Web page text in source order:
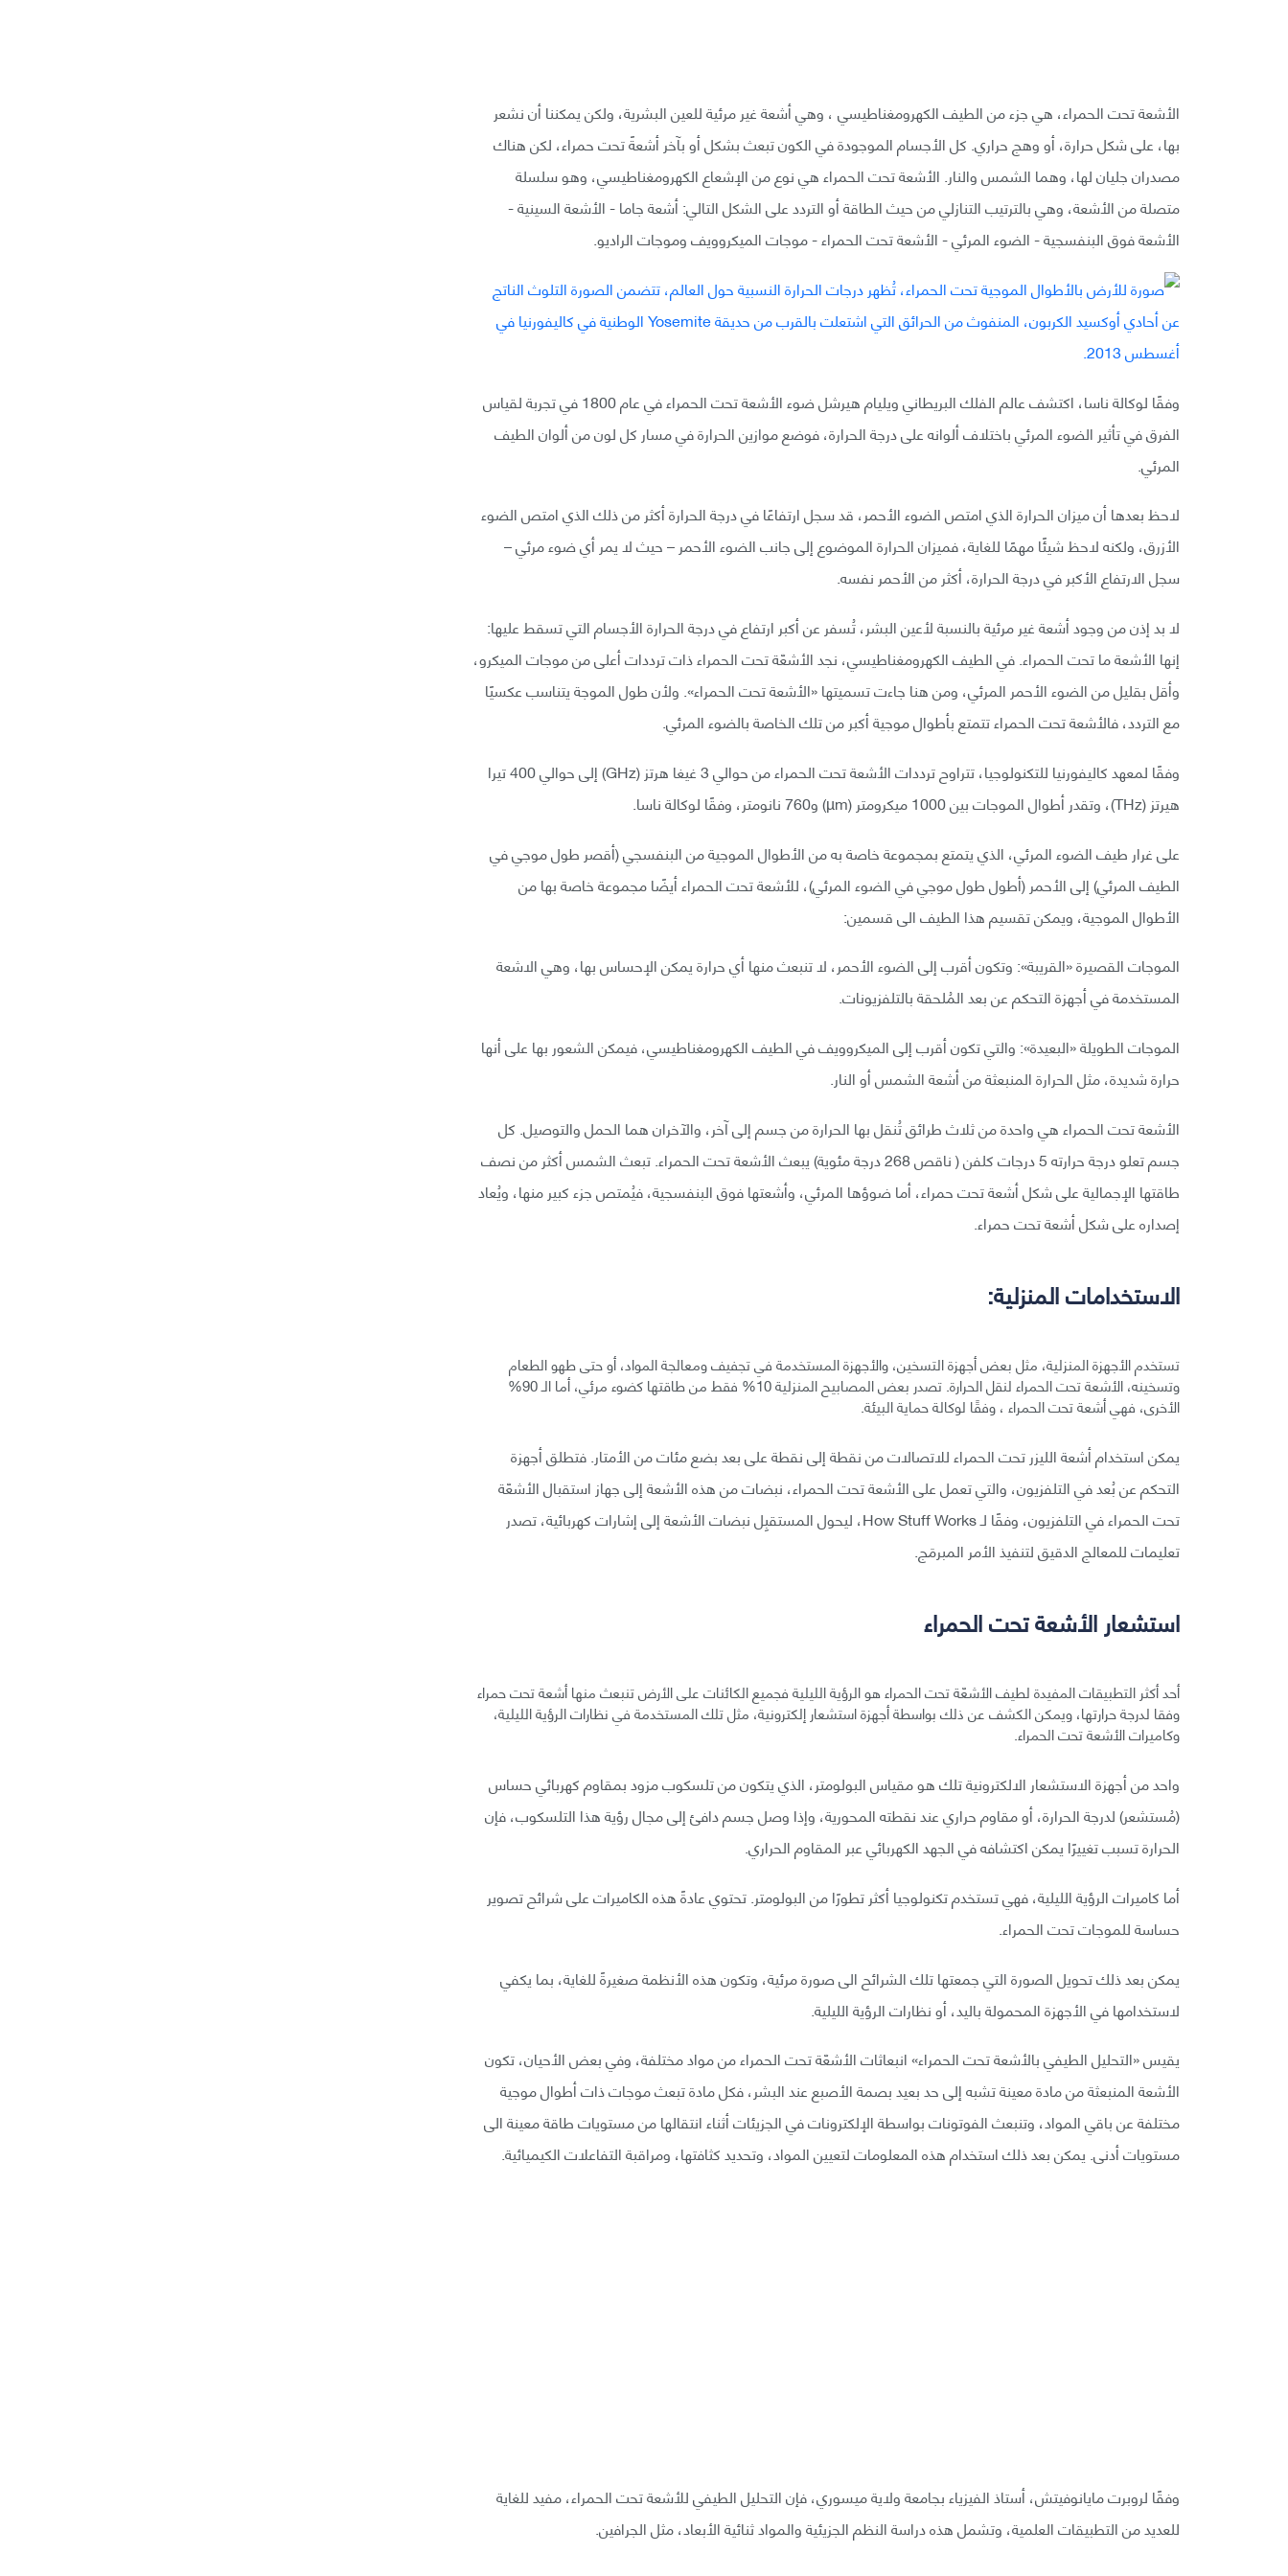
الأشعة تحت الحمراء، هي جزء من الطيف الكهرومغناطيسي ، وهي أشعة غير مرئية للعين البشرية، ولكن يمكننا أن نشعر
بها، على شكل حرارة، أو وهج حراري. كل الأجسام الموجودة في الكون تبعث بشكل أو بآخر أشعةً تحت حمراء، لكن هناك
مصدران جليان لها، وهما الشمس والنار. الأشعة تحت الحمراء هي نوع من الإشعاع الكهرومغناطيسي، وهو سلسلة
متصلة من الأشعة، وهي بالترتيب التنازلي من حيث الطاقة أو التردد على الشكل التالي: أشعة جاما - الأشعة السينية -
الأشعة فوق البنفسجية - الضوء المرئي - الأشعة تحت الحمراء - موجات الميكروويف وموجات الراديو.
وفقًا لوكالة ناسا، اكتشف عالم الفلك البريطاني ويليام هيرشل ضوء الأشعة تحت الحمراء في عام 1800 في تجربة لقياس
الفرق في تأثير الضوء المرئي باختلاف ألوانه على درجة الحرارة، فوضع موازين الحرارة في مسار كل لون من ألوان الطيف
المرئي.
لاحظ بعدها أن ميزان الحرارة الذي امتص الضوء الأحمر، قد سجل ارتفاعًا في درجة الحرارة أكثر من ذلك الذي امتص الضوء
الأزرق، ولكنه لاحظ شيئًا مهمًا للغاية، فميزان الحرارة الموضوع إلى جانب الضوء الأحمر – حيث لا يمر أي ضوء مرئي –
سجل الارتفاع الأكبر في درجة الحرارة، أكثر من الأحمر نفسه.
لا بد إذن من وجود أشعة غير مرئية بالنسبة لأعين البشر، تُسفر عن أكبر ارتفاع في درجة الحرارة الأجسام التي تسقط عليها:
إنها الأشعة ما تحت الحمراء. في الطيف الكهرومغناطيسي، نجد الأشعّة تحت الحمراء ذات ترددات أعلى من موجات الميكرو،
وأقل بقليل من الضوء الأحمر المرئي، ومن هنا جاءت تسميتها «الأشعة تحت الحمراء». ولأن طول الموجة يتناسب عكسيًا
مع التردد، فالأشعة تحت الحمراء تتمتع بأطوال موجية أكبر من تلك الخاصة بالضوء المرئي.
وفقًا لمعهد كاليفورنيا للتكنولوجيا، تتراوح ترددات الأشعة تحت الحمراء من حوالي 3 غيغا هرتز (GHz) إلى حوالي 400 تيرا
هيرتز (THz)، وتقدر أطوال الموجات بين 1000 ميكرومتر (µm) و760 نانومتر، وفقًا لوكالة ناسا.
على غرار طيف الضوء المرئي، الذي يتمتع بمجموعة خاصة به من الأطوال الموجية من البنفسجي (أقصر طول موجي في
الطيف المرئي) إلى الأحمر (أطول طول موجي في الضوء المرئي)، للأشعة تحت الحمراء أيضًا مجموعة خاصة بها من
الأطوال الموجية، ويمكن تقسيم هذا الطيف الى قسمين:
الموجات القصيرة «القريبة»: وتكون أقرب إلى الضوء الأحمر، لا تنبعث منها أي حرارة يمكن الإحساس بها، وهي الاشعة
المستخدمة في أجهزة التحكم عن بعد المُلحقة بالتلفزيونات.
الموجات الطويلة «البعيدة»: والتي تكون أقرب إلى الميكروويف في الطيف الكهرومغناطيسي، فيمكن الشعور بها على أنها
حرارة شديدة، مثل الحرارة المنبعثة من أشعة الشمس أو النار.
الأشعة تحت الحمراء هي واحدة من ثلاث طرائق تُنقل بها الحرارة من جسم إلى آخر، والآخران هما الحمل والتوصيل. كل
جسم تعلو درجة حرارته 5 درجات كلفن ( ناقص 268 درجة مئوية) يبعث الأشعة تحت الحمراء. تبعث الشمس أكثر من نصف
طاقتها الإجمالية على شكل أشعة تحت حمراء، أما ضوؤها المرئي، وأشعتها فوق البنفسجية، فيُمتص جزء كبير منها، ويُعاد
إصداره على شكل أشعة تحت حمراء.
الاستخدامات المنزلية:
تستخدم الأجهزة المنزلية، مثل بعض أجهزة التسخين، والأجهزة المستخدمة في تجفيف ومعالجة المواد، أو حتى طهو الطعام
وتسخينه، الأشعة تحت الحمراء لنقل الحرارة. تصدر بعض المصابيح المنزلية 10% فقط من طاقتها كضوء مرئي، أما الـ 90%
الأخرى، فهي أشعة تحت الحمراء ، وفقًا لوكالة حماية البيئة.
يمكن استخدام أشعة الليزر تحت الحمراء للاتصالات من نقطة إلى نقطة على بعد بضع مئات من الأمتار. فتطلق أجهزة
التحكم عن بُعد في التلفزيون، والتي تعمل على الأشعة تحت الحمراء، نبضات من هذه الأشعة إلى جهاز استقبال الأشعّة
تحت الحمراء في التلفزيون، وفقًا لـ How Stuff Works، ليحول المستقبِل نبضات الأشعة إلى إشارات كهربائية، تصدر
تعليمات للمعالج الدقيق لتنفيذ الأمر المبرمَج.
استشعار الأشعة تحت الحمراء
أحد أكثر التطبيقات المفيدة لطيف الأشعّة تحت الحمراء هو الرؤية الليلية فجميع الكائنات على الأرض تنبعث منها أشعة تحت حمراء
وفقا لدرجة حرارتها، ويمكن الكشف عن ذلك بواسطة أجهزة استشعار إلكترونية، مثل تلك المستخدمة في نظارات الرؤية الليلية،
وكاميرات الأشعة تحت الحمراء.
واحد من أجهزة الاستشعار الالكترونية تلك هو مقياس البولومتر، الذي يتكون من تلسكوب مزود بمقاوم كهربائي حساس
(مُستشعر) لدرجة الحرارة، أو مقاوم حراري عند نقطته المحورية، وإذا وصل جسم دافئ إلى مجال رؤية هذا التلسكوب، فإن
الحرارة تسبب تغييرًا يمكن اكتشافه في الجهد الكهربائي عبر المقاوم الحراري.
أما كاميرات الرؤية الليلية، فهي تستخدم تكنولوجيا أكثر تطورًا من البولومتر. تحتوي عادةً هذه الكاميرات على شرائح تصوير
حساسة للموجات تحت الحمراء.
يمكن بعد ذلك تحويل الصورة التي جمعتها تلك الشرائح الى صورة مرئية، وتكون هذه الأنظمة صغيرةً للغاية، بما يكفي
لاستخدامها في الأجهزة المحمولة باليد، أو نظارات الرؤية الليلية.
يقيس «التحليل الطيفي بالأشعة تحت الحمراء» انبعاثات الأشعّة تحت الحمراء من مواد مختلفة، وفي بعض الأحيان، تكون
الأشعة المنبعثة من مادة معينة تشبه إلى حد بعيد بصمة الأصبع عند البشر، فكل مادة تبعث موجات ذات أطوال موجية
مختلفة عن باقي المواد، وتنبعث الفوتونات بواسطة الإلكترونات في الجزيئات أثناء انتقالها من مستويات طاقة معينة الى
مستويات أدنى. يمكن بعد ذلك استخدام هذه المعلومات لتعيين المواد، وتحديد كثافتها، ومراقبة التفاعلات الكيميائية.
وفقًا لروبرت مايانوفيتش، أستاذ الفيزياء بجامعة ولاية ميسوري، فإن التحليل الطيفي للأشعة تحت الحمراء، مفيد للغاية
للعديد من التطبيقات العلمية، وتشمل هذه دراسة النظم الجزيئية والمواد ثنائية الأبعاد، مثل الجرافين.